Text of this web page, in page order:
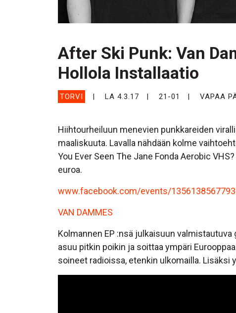
After Ski Punk: Van
Hollola Installaatio
TORVI LA 4.3.17 21-01 VAPAA
Hiihtourheiluun menevien punkkareiden
maaliskuuta. Lavalla nähdään kolme
You Ever Seen The Jane Fonda Aerobic
euroa.
www.facebook.com/events/
VAN DAMMES
Kolmannen EP :nsä julkaisuun
asuu pitkin poikin ja soittaa ympäri
soineet radioissa, etenkin ulkomailla.